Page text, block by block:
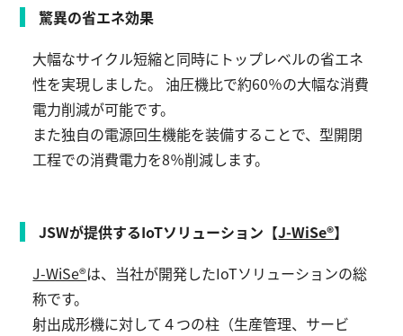
驚異の省エネ効果
大幅なサイクル短縮と同時にトップレベルの省エネ
性を実現しました。 油圧機比で約60％の大幅な消費
電力削減が可能です。
また独自の電源回生機能を装備することで、型開閉
工程での消費電力を8％削減します。
JSWが提供するIoTソリューション【J-WiSe®】
J-WiSe®は、当社が開発したIoTソリューションの総
称です。
射出成形機に対して４つの柱（生産管理、サービ